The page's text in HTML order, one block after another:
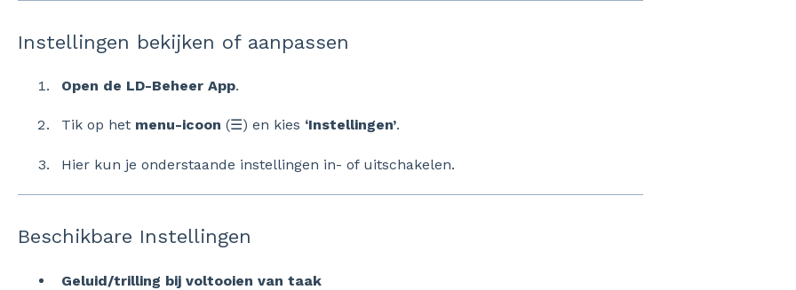
Instellingen bekijken of aanpassen
Open de LD-Beheer App.
Tik op het menu-icoon (☰) en kies ‘Instellingen’.
Hier kun je onderstaande instellingen in- of uitschakelen.
Beschikbare Instellingen
Geluid/trilling bij voltooien van taak